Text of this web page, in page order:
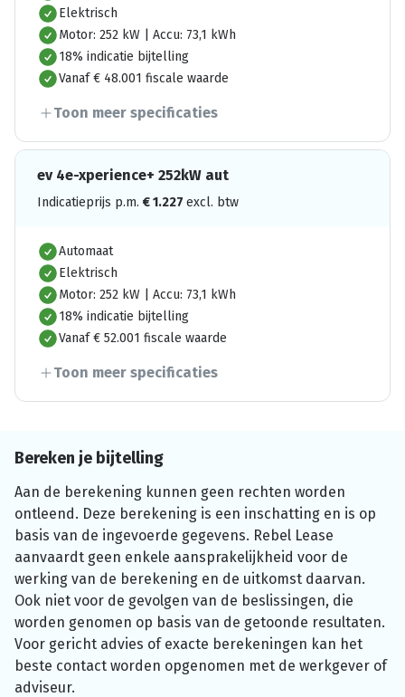
Elektrisch
Motor: 252 kW | Accu: 73,1 kWh
18% indicatie bijtelling
Vanaf € 48.001 fiscale waarde
Toon meer specificaties
ev 4e-xperience+ 252kW aut
Indicatieprijs p.m. €1.227 excl. btw
Automaat
Elektrisch
Motor: 252 kW | Accu: 73,1 kWh
18% indicatie bijtelling
Vanaf € 52.001 fiscale waarde
Toon meer specificaties
Bereken je bijtelling
Aan de berekening kunnen geen rechten worden
ontleend. Deze berekening is een inschatting en is op
basis van de ingevoerde gegevens. Rebel Lease
aanvaardt geen enkele aansprakelijkheid voor de
werking van de berekening en de uitkomst daarvan.
Ook niet voor de gevolgen van de beslissingen, die
worden genomen op basis van de getoonde resultaten.
Voor gericht advies of exacte berekeningen kan het
beste contact worden opgenomen met de werkgever of
adviseur.